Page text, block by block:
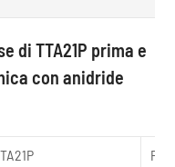
di TTA21P prima e
con anidride